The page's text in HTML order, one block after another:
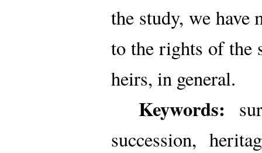
the study, we have
to the rights of the
heirs, in general.
Keywords:
succession,